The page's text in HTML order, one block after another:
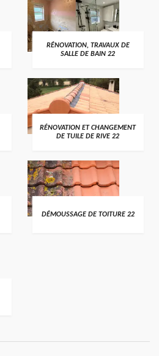
RÉNOVATION, TRAVAUX DE
SALLE DE BAIN 22
RÉNOVATION ET CHANGEMENT
DE TUILE DE RIVE 22
DÉMOUSSAGE DE TOITURE 22